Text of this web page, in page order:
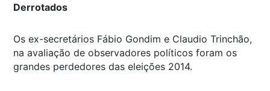
Derrotados
Os ex-secretários Fábio Gondim e Claudio Trinchão,
na avaliação de observadores políticos foram os
grandes perdedores das eleições 2014.